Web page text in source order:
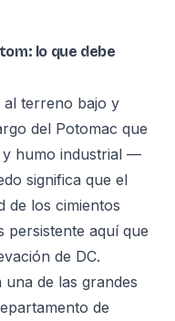
lo que debe
al terreno bajo y
del Potomac que
y humo industrial —
significa que el
de los cimientos
persistente aquí que
de DC.
una de las grandes
de